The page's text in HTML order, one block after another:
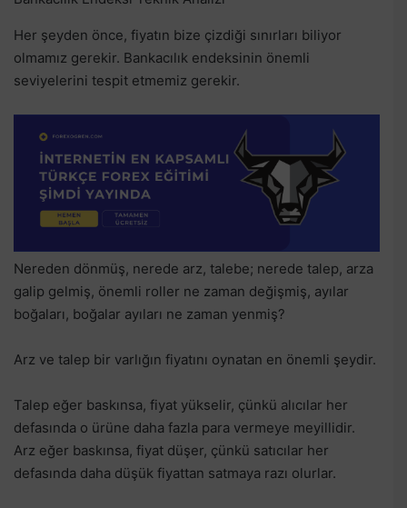
Her şeyden önce, fiyatın bize çizdiği sınırları biliyor
olmamız gerekir. Bankacılık endeksinin önemli
seviyelerini tespit etmemiz gerekir.
Nereden dönmüş, nerede arz, talebe; nerede talep, arza
galip gelmiş, önemli roller ne zaman değişmiş, ayılar
boğaları, boğalar ayıları ne zaman yenmiş?
Arz ve talep bir varlığın fiyatını oynatan en önemli şeydir.
Talep eğer baskınsa, fiyat yükselir, çünkü alıcılar her
defasında o ürüne daha fazla para vermeye meyillidir.
Arz eğer baskınsa, fiyat düşer, çünkü satıcılar her
defasında daha düşük fiyattan satmaya razı olurlar.